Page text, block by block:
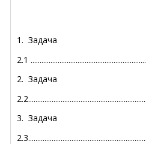
1. Задача
2.1
2. Задача
2.2
3. Задача
2.3